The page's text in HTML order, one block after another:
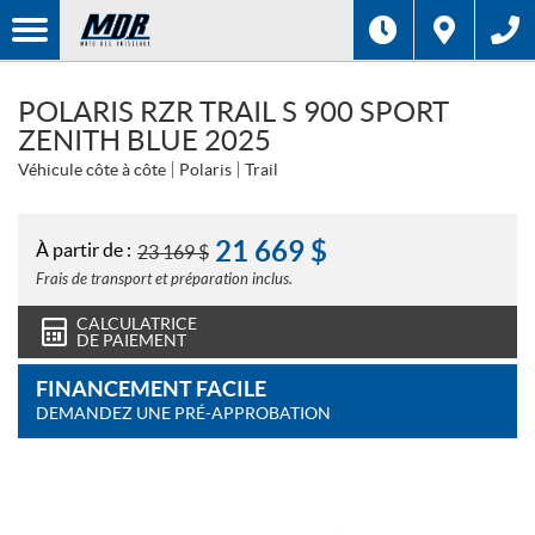
POLARIS RZR TRAIL S 900 SPORT
ZENITH BLUE 2025
Véhicule côte à côte Polaris Trail
À partir de : 23 169$ 21 669 $
Frais de transport et préparation inclus.
CALCULATRICE
DE PAIEMENT
FINANCEMENT FACILE
DEMANDEZ UNE PRÉ-APPROBATION